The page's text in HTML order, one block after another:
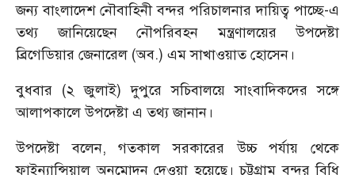
জন্য বাংলাদেশ নৌবাহিনী বন্দর পরিচালনার দায়িত্ব পাচ্ছে-এ
তথ্য জানিয়েছেন নৌপরিবহন মন্ত্রণালয়ের উপদেষ্টা
ব্রিগেডিয়ার জেনারেল (অব.) এম সাখাওয়াত হোসেন।
বুধবার (২ জুলাই) দুপুরে সচিবালয়ে সাংবাদিকদের সঙ্গে
আলাপকালে উপদেষ্টা এ তথ্য জানান।
উপদেষ্টা বলেন, গতকাল সরকারের উচ্চ পর্যায় থেকে
ফাইন্যান্সিয়াল অনুমোদন দেওয়া হয়েছে। চট্টগ্রাম বন্দর বিধি